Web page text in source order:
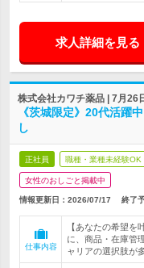
求人詳細を見る
株式会社カワチ薬品 | 7月26
《茨城限定》20代活躍
し
正社員 職種・業種未経験OK
女性のおしごと掲載中
情報更新日：2026/07/17 終了
仕事内容
【あなたの希望を
に、商品・在庫管
ャリアの選択肢が